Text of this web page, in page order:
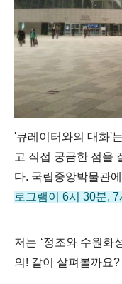
'큐레이터와의 대화'
고 직접 궁금한 점을
다. 국립중앙박물관
로그램이 6시 30분,
저는 ‘정조와 수원화
의! 같이 살펴볼까요?